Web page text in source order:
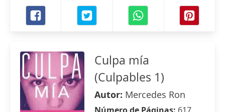
Culpa mía
(Culpables 1)
Autor: Mercedes Ron